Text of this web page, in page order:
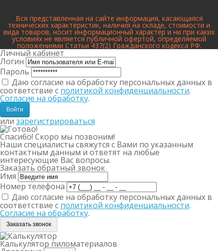
Вся представленная на сайте информация, касающаяся
технических характеристик, наличия на складе, стоимости и
вида товаров, носит информационный характер и ни при каких
условиях не является публичной офертой, определяемой
положениями Статьи 437(2) Гражданского кодекса РФ.
Личный кабинет
Логин
Пароль
Даю согласие на обработку персональных данных в
соответствие с политикой конфиденциальности.
Согласие на обработку.
илизарегистрироваться
Спасибо! Скоро мы позвоним!
Наши специалисты свяжутся с Вами по указанным
контактным данным и ответят на любые
интересующие Вас вопросы.
Заказать обратный звонок
Имя
Номер телефона
Даю согласие на обработку персональных данных в
соответствие с политикой конфиденциальности.
Согласие на обработку.
Заказать звонок
Калькулятор пиломатериалов